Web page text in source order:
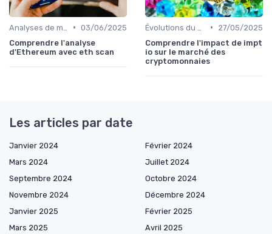
• 03/06/2025
Comprendre l'analyse
d'Ethereum avec eth scan
•
27/05/2025
Comprendre l'impact de impt
io sur le marché des
cryptomonnaies
Les articles par date
Janvier 2024
Février 2024
Mars 2024
Juillet 2024
Septembre 2024
Octobre 2024
Novembre 2024
Décembre 2024
Janvier 2025
Février 2025
Mars 2025
Avril 2025